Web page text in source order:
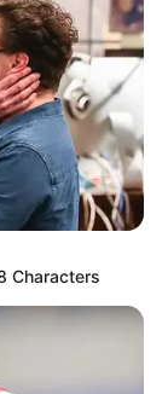
You Go Back
Characters